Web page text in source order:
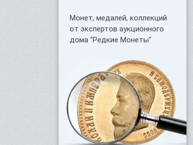
Монет, медалей, коллекций
от экспертов аукционного
дома "Редкие Монеты"